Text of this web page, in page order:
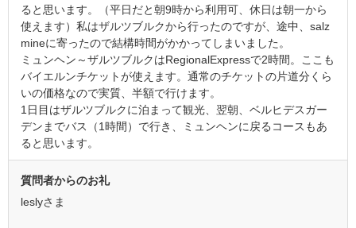
ると思います。（平日だと朝9時から利用可、休日は朝一から
使えます）私はザルツブルクから行ったのですが、途中、salz
mineに寄ったので結構時間がかかってしまいました。
ミュンヘン～ザルツブルクはRegionalExpressで2時間。ここも
バイエルンチケットが使えます。通常のチケットの片道分くら
いの価格なので実質、半額で行けます。
1日目はザルツブルクに泊まって観光、翌朝、ベルヒデスガー
デンまでバス（1時間）で行き、ミュンヘンに戻るコースもあ
ると思います。
質問者からのお礼
leslyさま